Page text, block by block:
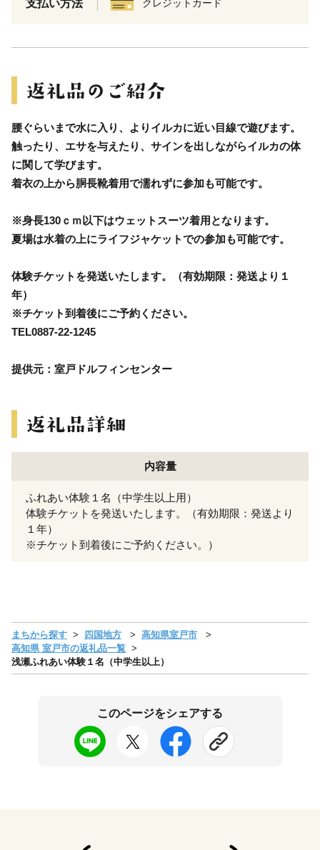
支払い方法 クレジットカード
腰ぐらいまで水に入り、よりイルカに近い目線で遊びます。
触ったり、エサを与えたり、サインを出しながらイルカの体
に関して学びます。
着衣の上から胴長靴着用で濡れずに参加も可能です。
※身長130ｃｍ以下はウェットスーツ着用となります。
夏場は水着の上にライフジャケットでの参加も可能です。
体験チケットを発送いたします。（有効期限：発送より１
年）
※チケット到着後にご予約ください。
TEL0887-22-1245
提供元：室戸ドルフィンセンター
内容量
ふれあい体験１名（中学生以上用）
体験チケットを発送いたします。（有効期限：発送より
１年）
※チケット到着後にご予約ください。）
まちから探す 四国地方
高知県室戸市
高知県 室戸市の返礼品一覧
浅瀬ふれあい体験１名（中学生以上）
このページをシェアする